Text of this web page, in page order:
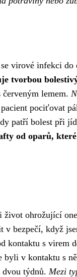
virové infekci
tvorbou
lemem.
pociťovat
patří bolest při
od oparů,
ohrožující
bezpečí, když
kontaktu s virem
byli v kontaktu s
týdnů. Mezi